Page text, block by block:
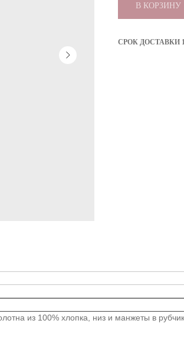
В КОРЗИНУ
СРОК ДОСТАВКИ
из 100% хлопка, низ и манжеты в